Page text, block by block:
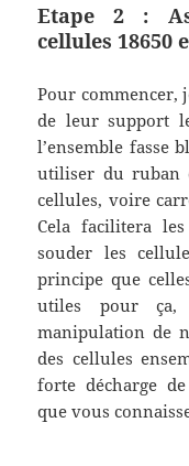
Etape 2 :
cellules 18650
Pour commencer,
de leur support
l’ensemble fasse
utiliser du ruban
cellules, voire
Cela facilitera
souder les
principe que
utiles pour ça,
manipulation de
des cellules
forte décharge
que vous